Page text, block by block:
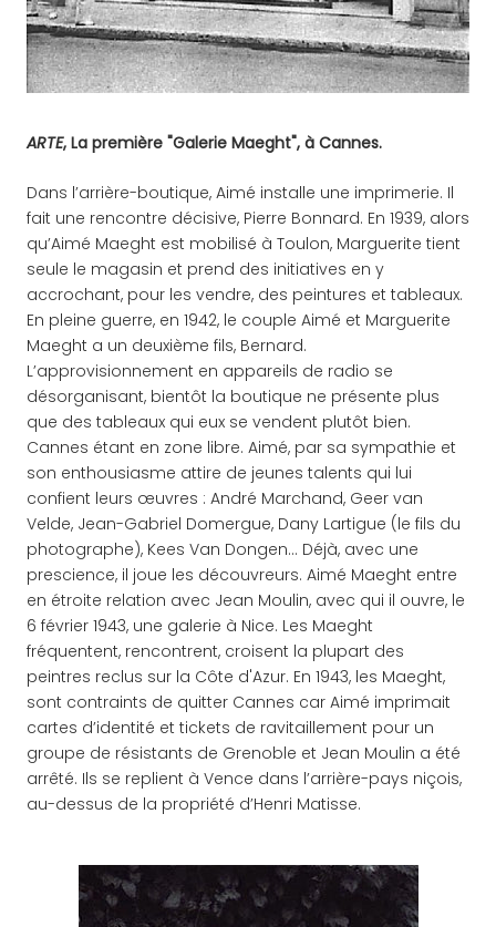
ARTE, La première "Galerie Maeght", à Cannes.
Dans l’arrière-boutique, Aimé installe une imprimerie. Il
fait une rencontre décisive, Pierre Bonnard. En 1939, alors
qu’Aimé Maeght est mobilisé à Toulon, Marguerite tient
seule le magasin et prend des initiatives en y
accrochant, pour les vendre, des peintures et tableaux.
En pleine guerre, en 1942, le couple Aimé et Marguerite
Maeght a un deuxième fils, Bernard.
L’approvisionnement en appareils de radio se
désorganisant, bientôt la boutique ne présente plus
que des tableaux qui eux se vendent plutôt bien.
Cannes étant en zone libre. Aimé, par sa sympathie et
son enthousiasme attire de jeunes talents qui lui
confient leurs œuvres : André Marchand, Geer van
Velde, Jean-Gabriel Domergue, Dany Lartigue (le fils du
photographe), Kees Van Dongen… Déjà, avec une
prescience, il joue les découvreurs. Aimé Maeght entre
en étroite relation avec Jean Moulin, avec qui il ouvre, le
6 février 1943, une galerie à Nice. Les Maeght
fréquentent, rencontrent, croisent la plupart des
peintres reclus sur la Côte d'Azur. En 1943, les Maeght,
sont contraints de quitter Cannes car Aimé imprimait
cartes d’identité et tickets de ravitaillement pour un
groupe de résistants de Grenoble et Jean Moulin a été
arrêté. Ils se replient à Vence dans l’arrière-pays niçois,
au-dessus de la propriété d’Henri Matisse.